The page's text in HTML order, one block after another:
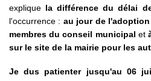
explique la différence du délai
l'occurrence : au jour de
membres du conseil municipal et
sur le site de la mairie pour les
Je dus patienter jusqu'au 06